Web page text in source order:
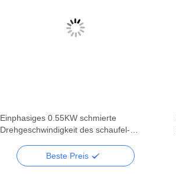
Einphasiges 0.55KW schmierte
Drehgeschwindigkeit des schaufel-
CBM/h
Beste Preis